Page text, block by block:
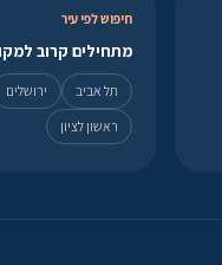
חיפוש לפי עיר
מתחילים קרוב
תל אביב ירושלים
ראשון לציון